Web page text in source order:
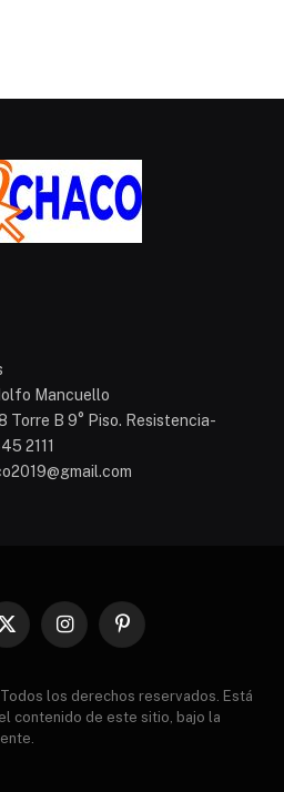
Mancuello
Torre B 9° Piso. Resistencia-
2111
X
InstagramPinterest
los derechos reservados. Está
contenido de este sitio, bajo la